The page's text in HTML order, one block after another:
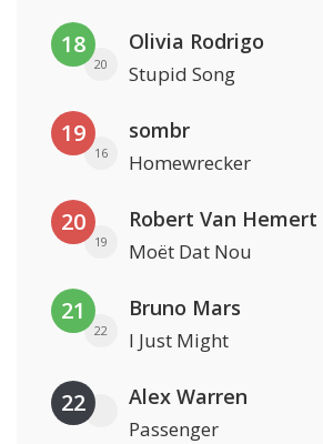
18
20
Olivia Rodrigo
Stupid Song
19
16
sombr
Homewrecker
20
19
Robert Van
Moët Dat Nou
21
22
Bruno Mars
I Just Might
22 Alex Warren
Passenger